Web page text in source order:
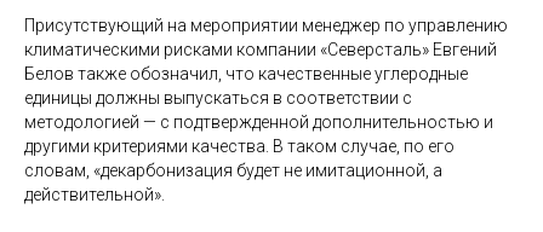
Присутствующий на мероприятии менеджер по управлению
климатическими рисками компании «Северсталь» Евгений
Белов также обозначил, что качественные углеродные
единицы должны выпускаться в соответствии с
методологией — с подтвержденной дополнительностью и
другими критериями качества. В таком случае, по его
словам, «декарбонизация будет не имитационной, а
действительной».